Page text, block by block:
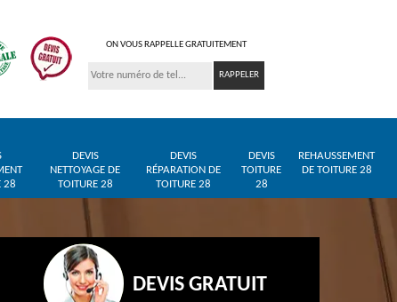
ON VOUS RAPPELLE GRATUITEMENT
28
DEVIS
NETTOYAGE DE
TOITURE 28
DEVIS
RÉPARATION DE
TOITURE 28
DEVIS
TOITURE
28
REHAUSSEMENT
DE TOITURE 28
DEVIS GRATUIT